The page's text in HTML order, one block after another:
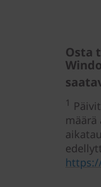
Osta
1
määrä